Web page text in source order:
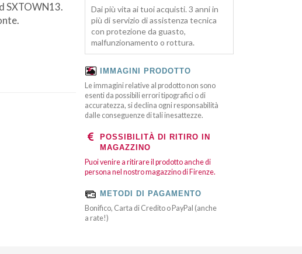
SXTOWN13.
Dai più vita ai tuoi acquisti. 3 anni in
più di servizio di assistenza tecnica
con protezione da guasto,
malfunzionamento o rottura.
IMMAGINI PRODOTTO
Le immagini relative al prodotto non sono
esenti da possibili errori tipografici o di
accuratezza, si declina ogni responsabilità
dalle conseguenze di tali inesattezze.
POSSIBILITÀ DI RITIRO IN
MAGAZZINO
Puoi venire a ritirare il prodotto anche di
persona nel nostro magazzino di Firenze.
METODI DI PAGAMENTO
Bonifico, Carta di Credito o PayPal (anche
a rate!)